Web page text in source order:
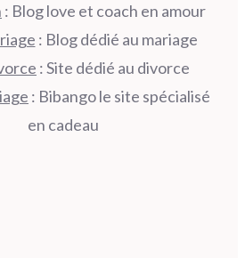
: Blog love et coach en amour
: Blog dédié au mariage
: Site dédié au divorce
: Bibango le site spécialisé
en cadeau